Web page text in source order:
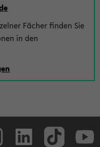
Fächer finden Sie
in den